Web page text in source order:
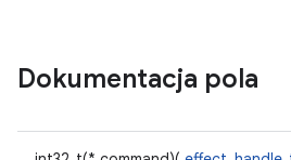
Dokumentacja pola